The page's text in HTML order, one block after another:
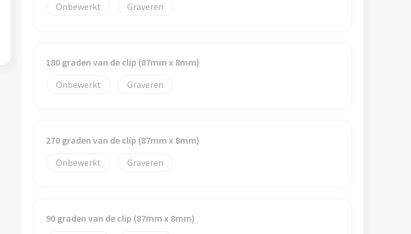
Onbewerkt
Graveren
180 graden van de clip (87mm x 8mm)
Onbewerkt
Graveren
270 graden van de clip (87mm x 8mm)
Onbewerkt
Graveren
90 graden van de clip (87mm x 8mm)